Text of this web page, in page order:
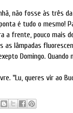
não fosse às três
é tudo o mesmo!
frente, pouco mais
as lâmpadas
Domingo. Quando
"Lu, queres vir ao